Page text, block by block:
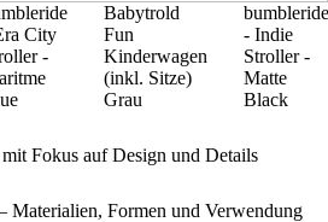
City
-
Babytrold
Fun
Kinderwagen
(inkl. Sitze)
Grau
bumbleride
- Indie
Stroller -
Matte
Black
Fokus auf Design und Details
Materialien, Formen und Verwendung